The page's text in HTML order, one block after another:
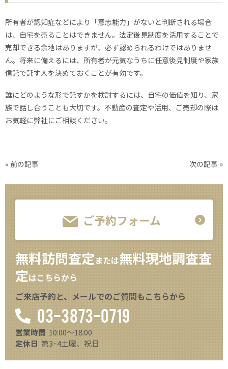
所有者が認知症などにより「意志能力」がないと判断される場合
は、自宅を売ることはできません。法定後見制度を活用することで
売却できる余地はありますが、必ず認められるわけではありませ
ん。将来に備えるには、所有者が元気なうちに任意後見制度や家族
信託で託す人を決めておくことが有効です。
誰にどのような形で託すかを検討するには、自宅の価値を知り、家
族で話し合うことも大切です。不動産の査定や活用、ご売却の際は
お気軽に弊社にご相談ください。
« 前の記事 次の記事 »
ご予約フォーム
無料訪問査定または無料現地調査査
定はこちらから
ご来店予約と、メールでのご質問もこちらから
03-3873-0719
営業時間 10:00～18:00
定休日 第3･4土曜、祝日